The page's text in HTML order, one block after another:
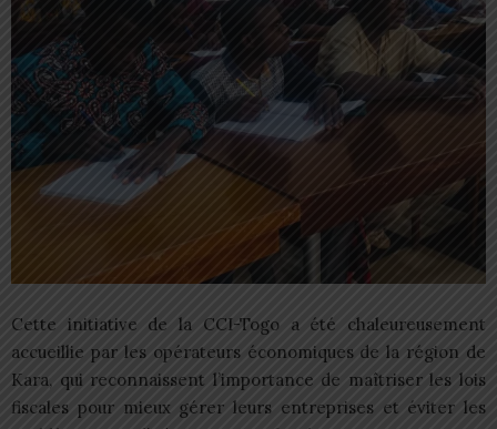
Cette initiative de la CCI-Togo a été chaleureusement
accueillie par les opérateurs économiques de la région de
Kara, qui reconnaissent l’importance de maîtriser les lois
fiscales pour mieux gérer leurs entreprises et éviter les